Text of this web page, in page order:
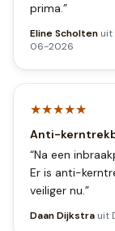
prima.”
Eline Scholten uit
06-2026
★★★★★
Anti-
“Na een
Er is anti-
veiliger nu.”
Daan Dijkstra uit